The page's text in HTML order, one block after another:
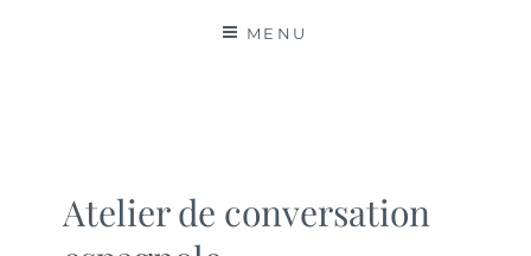
MENU
Atelier de conversation